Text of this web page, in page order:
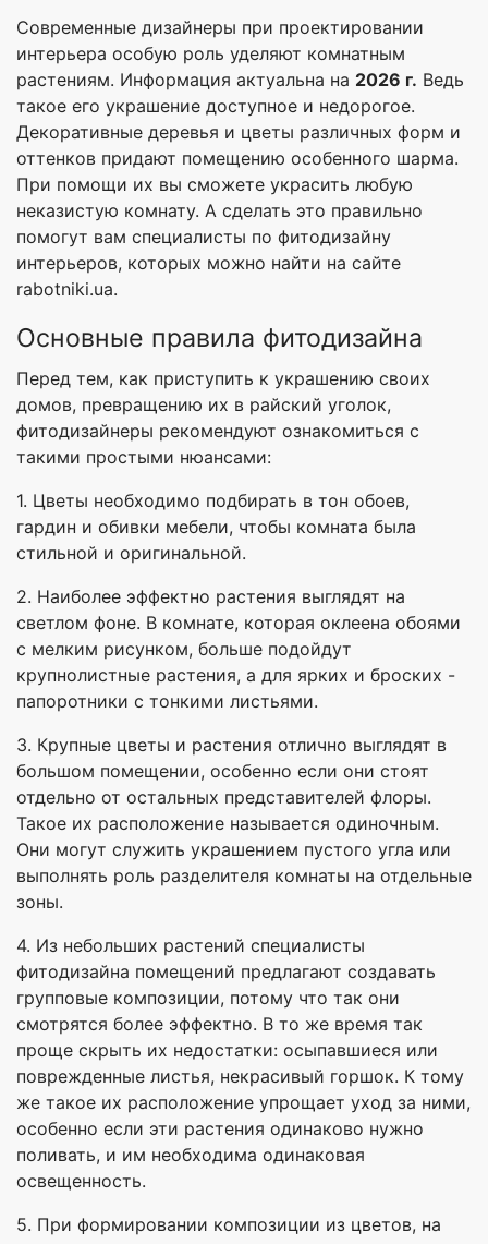
Современные дизайнеры при проектировании
интерьера особую роль уделяют комнатным
растениям. Информация актуальна на 2026 г. Ведь
такое его украшение доступное и недорогое.
Декоративные деревья и цветы различных форм и
оттенков придают помещению особенного шарма.
При помощи их вы сможете украсить любую
неказистую комнату. А сделать это правильно
помогут вам специалисты по фитодизайну
интерьеров, которых можно найти на сайте
rabotniki.ua.
Основные правила фитодизайна
Перед тем, как приступить к украшению своих
домов, превращению их в райский уголок,
фитодизайнеры рекомендуют ознакомиться с
такими простыми нюансами:
1. Цветы необходимо подбирать в тон обоев,
гардин и обивки мебели, чтобы комната была
стильной и оригинальной.
2. Наиболее эффектно растения выглядят на
светлом фоне. В комнате, которая оклеена обоями
с мелким рисунком, больше подойдут
крупнолистные растения, а для ярких и броских -
папоротники с тонкими листьями.
3. Крупные цветы и растения отлично выглядят в
большом помещении, особенно если они стоят
отдельно от остальных представителей флоры.
Такое их расположение называется одиночным.
Они могут служить украшением пустого угла или
выполнять роль разделителя комнаты на отдельные
зоны.
4. Из небольших растений специалисты
фитодизайна помещений предлагают создавать
групповые композиции, потому что так они
смотрятся более эффектно. В то же время так
проще скрыть их недостатки: осыпавшиеся или
поврежденные листья, некрасивый горшок. К тому
же такое их расположение упрощает уход за ними,
особенно если эти растения одинаково нужно
поливать, и им необходима одинаковая
освещенность.
5. При формировании композиции из цветов, на